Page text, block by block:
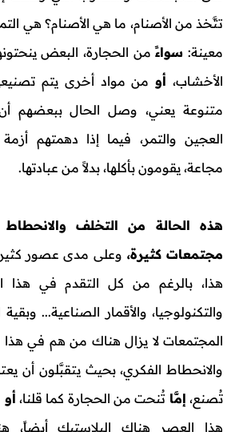
تتَّخذ من الأصنام، ما هي الأصنام؟ هي
معينة: سواءًمن الحجارة، البعض
الأخشاب، أومن مواد أخرى يتم تصنيعها
متنوعة يعني، وصل الحال ببعضهم
العجين والتمر، فيما إذا دهمتهم
مجاعة، يقومون بأكلها، بدلاً من عبادتها.
هذه الحالة من التخلف
مجتمعات كثيرة، وعلى مدى عصور
هذا، بالرغم من كل التقدم في هذا
والتكنولوجيا، والأقمار الصناعية...
المجتمعات لا يزال هناك من هم في
والانحطاط الفكري، بحيث يتقبَّلون أن
تُصنع، إمَّاتُنحت من الحجارة كما قلنا، أو
هذا العصر هناك البلاستيك أيضاً،